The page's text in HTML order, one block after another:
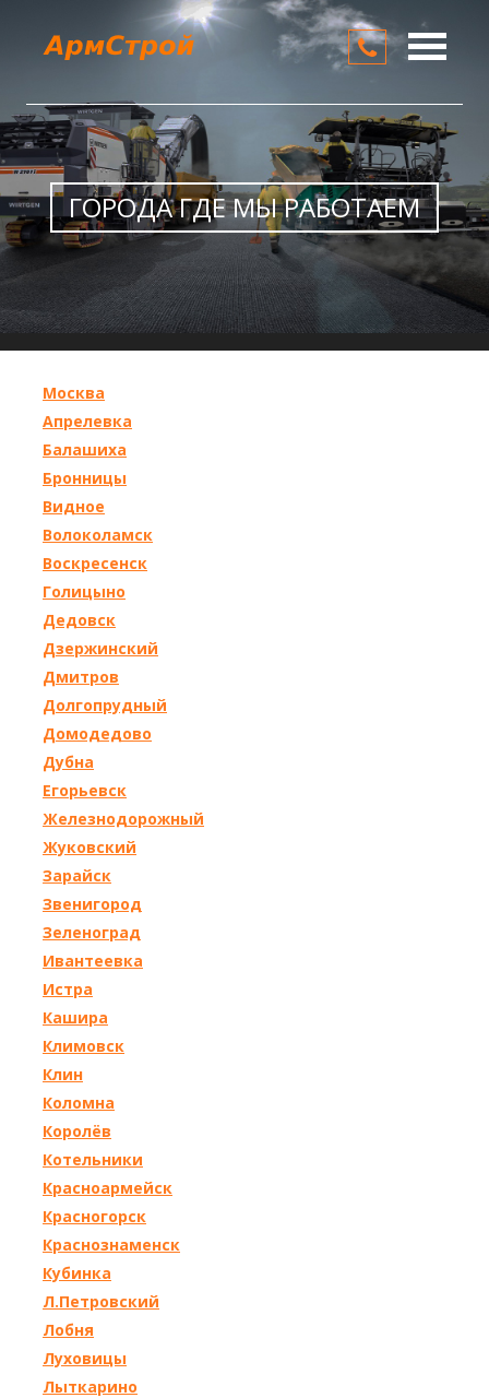
О компании
Услуги
Цены
Контакты
ГОРОДА ГДЕ МЫ РАБОТАЕМ
Москва
Апрелевка
Балашиха
Бронницы
Видное
Волоколамск
Воскресенск
Голицыно
Дедовск
Дзержинский
Дмитров
Долгопрудный
Домодедово
Дубна
Егорьевск
Железнодорожный
Жуковский
Зарайск
Звенигород
Зеленоград
Ивантеевка
Истра
Кашира
Климовск
Клин
Коломна
Королёв
Котельники
Красноармейск
Красногорск
Краснознаменск
Кубинка
Л.Петровский
Лобня
Луховицы
Лыткарино